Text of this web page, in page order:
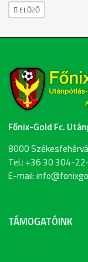
ELŐZŐ CIKK: FŐNIX -
ELŐZŐ
Főnix-Gold Fc.
8000
Tel.: +36 30 304-
E-mail:
TÁMOGATÓINK